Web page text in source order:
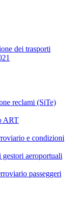
dei trasporti
reclami (SiTe)
ART
e condizioni
aeroportuali
passeggeri